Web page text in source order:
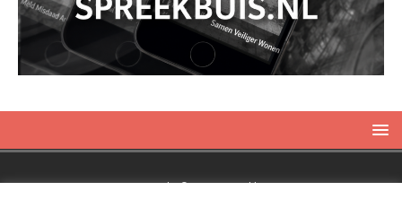
Copyright © 2019 Spreekbuis